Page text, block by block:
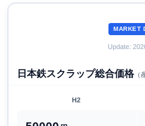
MARKET
Update:
日本鉄スクラップ総合価格（
H2